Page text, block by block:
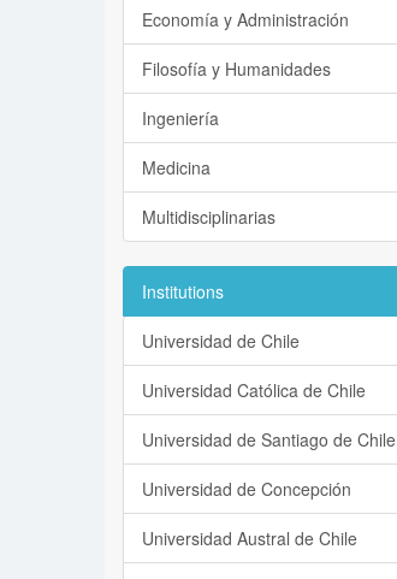
Economía y Administración
Filosofía y Humanidades
Ingeniería
Medicina
Multidisciplinarias
Institutions
Universidad de Chile
Universidad Católica de Chile
Universidad de Santiago de Chile
Universidad de Concepción
Universidad Austral de Chile